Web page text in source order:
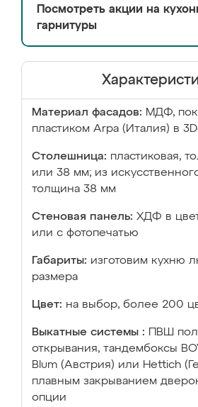
Посмотреть акции на
гарнитуры
Материал фасадов: МДФ,
пластиком Arpa (Италия) в
Столешница: пластиковая,
или 38 мм; из
толщина 38 мм
Стеновая панель: ХДФ в
или с фотопечатью
Габариты: изготовим кухню
размера
Цвет: на выбор, более 200
Выкатные системы :
ПВШ
открывания, тандембоксы
Blum (Австрия) или Hettich
плавным закрыванием
опции